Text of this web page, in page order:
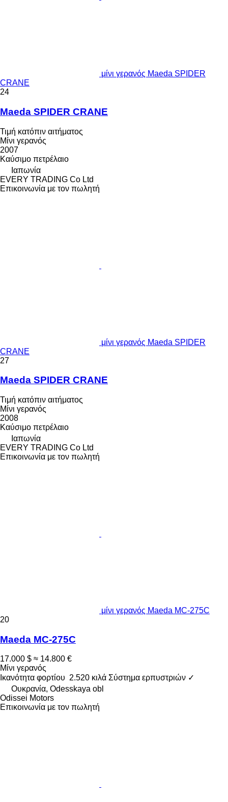
μίνι γερανός Maeda SPIDER
CRANE
24
Maeda SPIDER CRANE
Τιμή κατόπιν αιτήματος
Μίνι γερανός
2007
Καύσιμο πετρέλαιο
Ιαπωνία
EVERY TRADING Co Ltd
Επικοινωνία με τον πωλητή
μίνι γερανός Maeda SPIDER
CRANE
27
Maeda SPIDER CRANE
Τιμή κατόπιν αιτήματος
Μίνι γερανός
2008
Καύσιμο πετρέλαιο
Ιαπωνία
EVERY TRADING Co Ltd
Επικοινωνία με τον πωλητή
μίνι γερανός Maeda MC-275C
20
Maeda MC-275C
17.000 $ ≈ 14.800 €
Μίνι γερανός
Ικανότητα φορτίου 2.520 κιλά Σύστημα ερπυστριών ✓
Ουκρανία, Odesskaya obl
Odissei Motors
Επικοινωνία με τον πωλητή